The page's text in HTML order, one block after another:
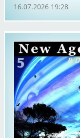
16.07.2026 19:28